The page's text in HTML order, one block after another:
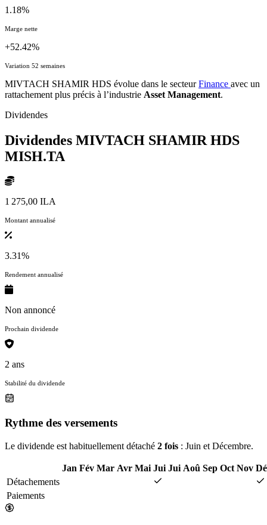
1.18%
Marge nette
+52.42%
Variation 52 semaines
MIVTACH SHAMIR HDS évolue dans le secteurFinance avec un
rattachement plus précis à l’industrie Asset Management.
Dividendes
Dividendes MIVTACH SHAMIR HDS
MISH.TA
1 275,00 ILA
Montant annualisé
3.31%
Rendement annualisé
Non annoncé
Prochain dividende
2 ans
Stabilité du dividende
Rythme des versements
Le dividende est habituellement détaché 2 fois : Juin et Décembre.
Jan Fév Mar Avr Mai Jui Jui Aoû Sep Oct Nov
Détachements
Paiements